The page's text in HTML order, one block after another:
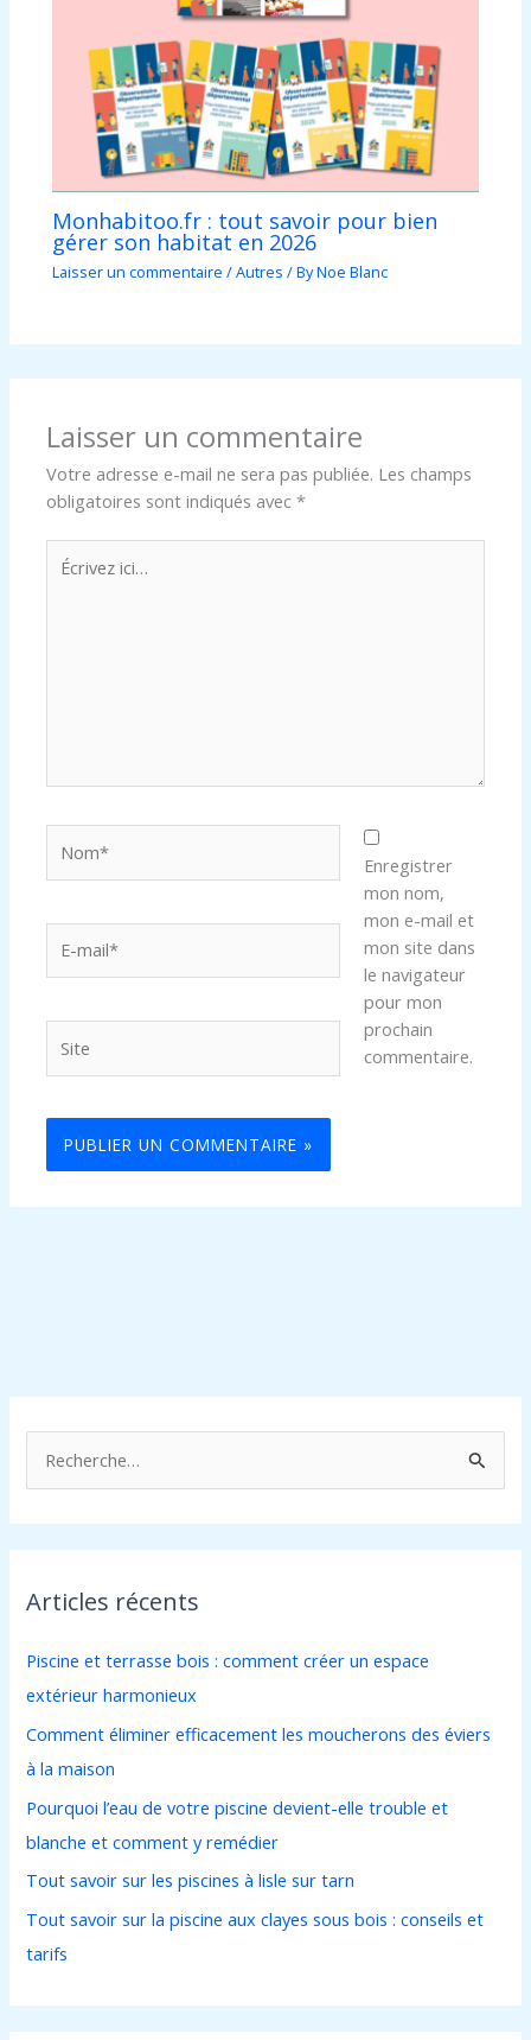
Monhabitoo.fr : tout savoir pour bien
gérer son habitat en 2026
Laisser un commentaire /Autres / ByNoe Blanc
Laisser un commentaire
Votre adresse e-mail ne sera pas publiée. Les champs
obligatoires sont indiqués avec*
Écrivez
ici…
mail*
Enregistrer
mon nom,
mon e-mail et
mon site dans
le navigateur
pour mon
prochain
commentaire.
e
c
h
e
r
:
Articles récents
Piscine et terrasse bois : comment créer un espace
extérieur harmonieux
Comment éliminer efficacement les moucherons des éviers
à la maison
Pourquoi l’eau de votre piscine devient-elle trouble et
blanche et comment y remédier
Tout savoir sur les piscines à lisle sur tarn
Tout savoir sur la piscine aux clayes sous bois : conseils et
tarifs